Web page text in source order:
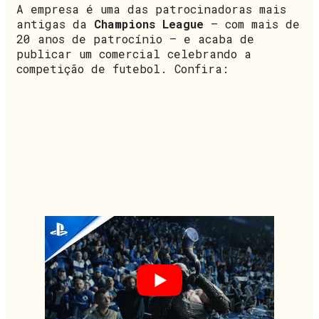
A empresa é uma das patrocinadoras mais
antigas da Champions League – com mais de
20 anos de patrocínio – e acaba de
publicar um comercial celebrando a
competição de futebol. Confira: